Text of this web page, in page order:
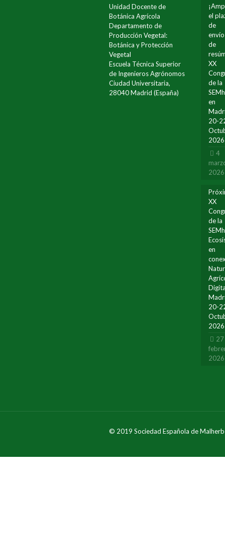
Unidad Docente de
Botánica Agrícola
Departamento de
Producción Vegetal:
Botánica y Protección
Vegetal
Escuela Técnica Superior
de Ingenieros Agrónomos
Ciudad Universitaria,
28040 Madrid (España)
el
de
envío
de
XX
de la
SEMh
en
20-
2026
4
2026
XX
de la
en
20-
2026
27
2026
© 2019 Sociedad Española de